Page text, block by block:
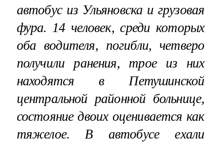
автобус из Ульяновска и грузовая
фура. 14 человек, среди которых
оба водителя, погибли, четверо
получили ранения, трое из них
находятся в Петушинской
центральной районной больнице,
состояние двоих оценивается как
тяжелое. В автобусе ехали